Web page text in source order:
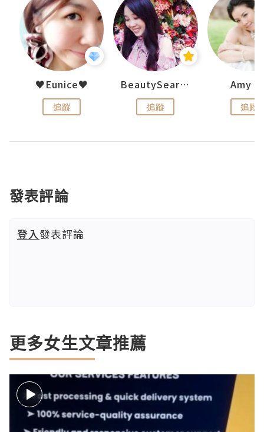
♥Eunice♥
追蹤
BeautySearch
追蹤
Amy
追蹤
發表評論
登入發表評論
更多女生文章推薦